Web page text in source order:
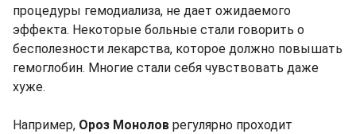
процедуры гемодиализа, не дает ожидаемого
эффекта. Некоторые больные стали говорить о
бесполезности лекарства, которое должно повышать
гемоглобин. Многие стали себя чувствовать даже
хуже.
Например, Ороз Монолов регулярно проходит